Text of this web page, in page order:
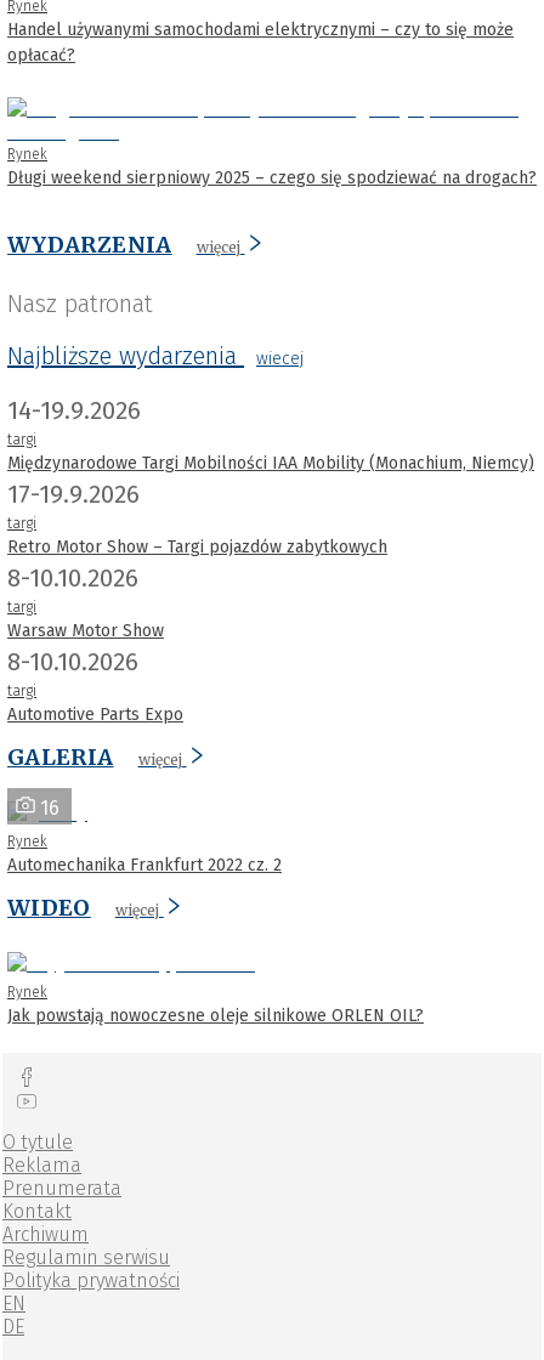
Rynek
Handel używanymi samochodami elektrycznymi – czy to się może
opłacać?
Rynek
Długi weekend sierpniowy 2025 – czego się spodziewać na drogach?
WYDARZENIA więcej
Nasz patronat
Najbliższe wydarzenia
wiecej
14-19.9.2026
targi
Międzynarodowe Targi Mobilności IAA Mobility (Monachium, Niemcy)
17-19.9.2026
targi
Retro Motor Show – Targi pojazdów zabytkowych
8-10.10.2026
targi
Warsaw Motor Show
8-10.10.2026
targi
Automotive Parts Expo
GALERIA więcej
16
Rynek
Automechanika Frankfurt 2022 cz. 2
WIDEO więcej
Rynek
Jak powstają nowoczesne oleje silnikowe ORLEN OIL?
O tytule
Reklama
Prenumerata
Kontakt
Archiwum
Regulamin serwisu
Polityka prywatności
EN
DE